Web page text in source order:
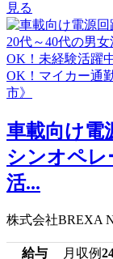
見る
車載向け電
シンオペレ
活...
株式会社BREXA
給与 月収例